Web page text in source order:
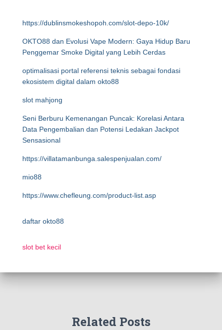
https://dublinsmokeshopoh.com/slot-depo-10k/
OKTO88 dan Evolusi Vape Modern: Gaya Hidup Baru
Penggemar Smoke Digital yang Lebih Cerdas
optimalisasi portal referensi teknis sebagai fondasi
ekosistem digital dalam okto88
slot mahjong
Seni Berburu Kemenangan Puncak: Korelasi Antara
Data Pengembalian dan Potensi Ledakan Jackpot
Sensasional
https://villatamanbunga.salespenjualan.com/
mio88
https://www.chefleung.com/product-list.asp
daftar okto88
slot bet kecil
Related Posts